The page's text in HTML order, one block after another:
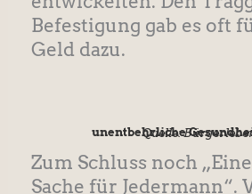
Befestigung gab es oft
Geld dazu.
unentbehrliche
Quelle:
Zum Schluss noch
Sache für Jedermann“.